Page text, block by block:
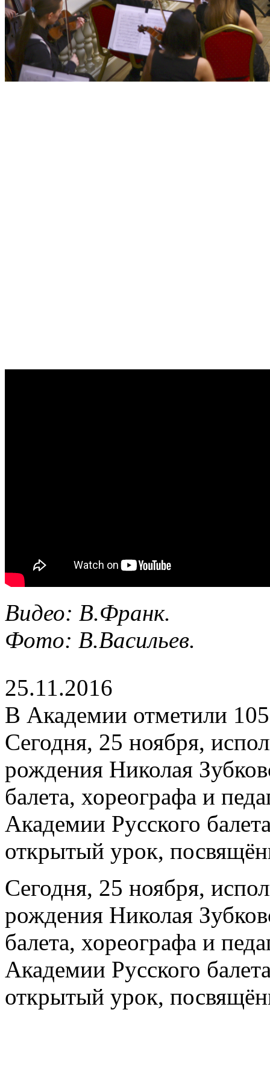
Видео: В.Франк.
Фото: В.Васильев.
25.11.2016
В Академии отметили
Сегодня, 25 ноября,
рождения Николая
балета, хореографа и
Академии Русского
открытый урок,
Сегодня, 25 ноября,
рождения Николая
балета, хореографа и
Академии Русского
открытый урок,